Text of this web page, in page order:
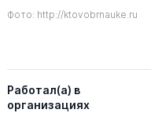
Фото: http://ktovobrnauke.ru
Работал(а) в
организациях